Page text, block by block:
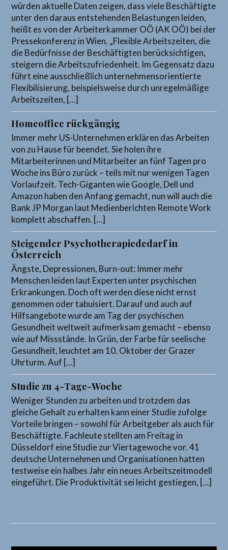
würden aktuelle Daten zeigen, dass viele Beschäftigte
unter den daraus entstehenden Belastungen leiden,
heißt es von der Arbeiterkammer OÖ (AK OÖ) bei der
Pressekonferenz in Wien. „Flexible Arbeitszeiten, die
die Bedürfnisse der Beschäftigten berücksichtigen,
steigern die Arbeitszufriedenheit. Im Gegensatz dazu
führt eine ausschließlich unternehmensorientierte
Flexibilisierung, beispielsweise durch unregelmäßige
Arbeitszeiten, […]
Homeoffice rückgängig
Immer mehr US-Unternehmen erklären das Arbeiten
von zu Hause für beendet. Sie holen ihre
Mitarbeiterinnen und Mitarbeiter an fünf Tagen pro
Woche ins Büro zurück – teils mit nur wenigen Tagen
Vorlaufzeit. Tech-Giganten wie Google, Dell und
Amazon haben den Anfang gemacht, nun will auch die
Bank JP Morgan laut Medienberichten Remote Work
komplett abschaffen. […]
Steigender Psychotherapiededarf in
Österreich
Ängste, Depressionen, Burn-out: Immer mehr
Menschen leiden laut Experten unter psychischen
Erkrankungen. Doch oft werden diese nicht ernst
genommen oder tabuisiert. Darauf und auch auf
Hilfsangebote wurde am Tag der psychischen
Gesundheit weltweit aufmerksam gemacht – ebenso
wie auf Missstände. In Grün, der Farbe für seelische
Gesundheit, leuchtet am 10. Oktober der Grazer
Uhrturm. Auf […]
Studie zu 4-Tage-Woche
Weniger Stunden zu arbeiten und trotzdem das
gleiche Gehalt zu erhalten kann einer Studie zufolge
Vorteile bringen – sowohl für Arbeitgeber als auch für
Beschäftigte. Fachleute stellten am Freitag in
Düsseldorf eine Studie zur Viertagewoche vor. 41
deutsche Unternehmen und Organisationen hatten
testweise ein halbes Jahr ein neues Arbeitszeitmodell
eingeführt. Die Produktivität sei leicht gestiegen, […]